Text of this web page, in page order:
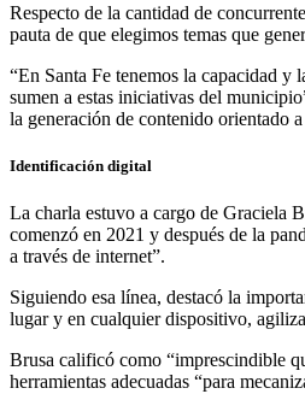
Respecto de la cantidad de
pauta de que elegimos temas que
“En Santa Fe tenemos la capacidad y
sumen a estas iniciativas del
la generación de contenido orientado
Identificación digital
La charla estuvo a cargo de Graciela
comenzó en 2021 y después de la
a través de internet”.
Siguiendo esa línea, destacó la
lugar y en cualquier dispositivo,
Brusa calificó como “imprescindible
herramientas adecuadas “para